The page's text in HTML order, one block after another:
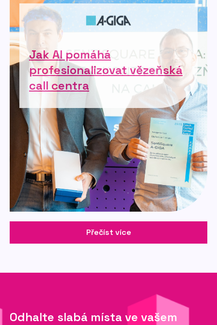
Jak AI pomáhá
profesionalizovat vězeňská
call centra
Přečíst více
Odhalte slabá místa ve vašem